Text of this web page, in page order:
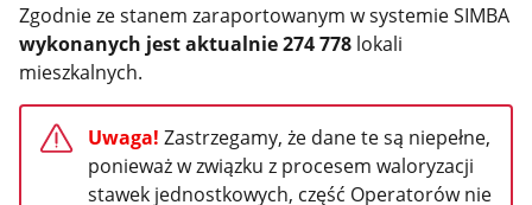
Zgodnie ze stanem zaraportowanym w systemie SIMBA
wykonanych jest aktualnie274 778 lokali
mieszkalnych.
Uwaga! Zastrzegamy, że dane te są niepełne,
ponieważ w związku z procesem waloryzacji
stawek jednostkowych, część Operatorów nie